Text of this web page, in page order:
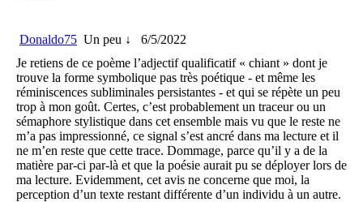
Donaldo75 Un peu ↓
6/5/2022
Je retiens de ce poème l’adjectif qualificatif « chiant » dont je
trouve la forme symbolique pas très poétique - et même les
réminiscences subliminales persistantes - et qui se répète un peu
trop à mon goût. Certes, c’est probablement un traceur ou un
sémaphore stylistique dans cet ensemble mais vu que le reste ne
m’a pas impressionné, ce signal s’est ancré dans ma lecture et il
ne m’en reste que cette trace. Dommage, parce qu’il y a de la
matière par-ci par-là et que la poésie aurait pu se déployer lors de
ma lecture. Evidemment, cet avis ne concerne que moi, la
perception d’un texte restant différente d’un individu à un autre.